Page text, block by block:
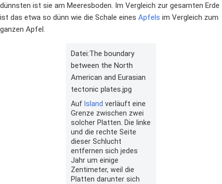
dünnsten ist sie am Meeresboden. Im Vergleich zur gesamten Erde
ist das etwa so dünn wie die Schale eines Apfels im Vergleich zum
ganzen Apfel.
Datei:The boundary
between the North
American and Eurasian
tectonic plates.jpg
Auf Island verläuft eine
Grenze zwischen zwei
solcher Platten. Die linke
und die rechte Seite
dieser Schlucht
entfernen sich jedes
Jahr um einige
Zentimeter, weil die
Platten darunter sich